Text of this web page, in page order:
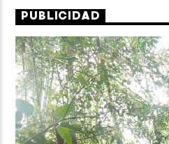
PUBLICIDAD